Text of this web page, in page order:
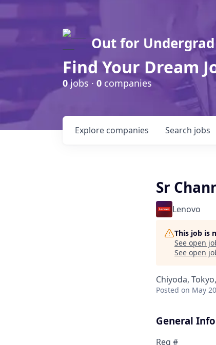
Out for Undergrad
Find Your Dream
0jobs · 0 companies
Search jobs
Explore companies
Sr
Lenovo
This job is
See open
See open
Chiyoda,
Posted on May
General
Req #